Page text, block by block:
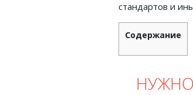
стандартов и
Содержание